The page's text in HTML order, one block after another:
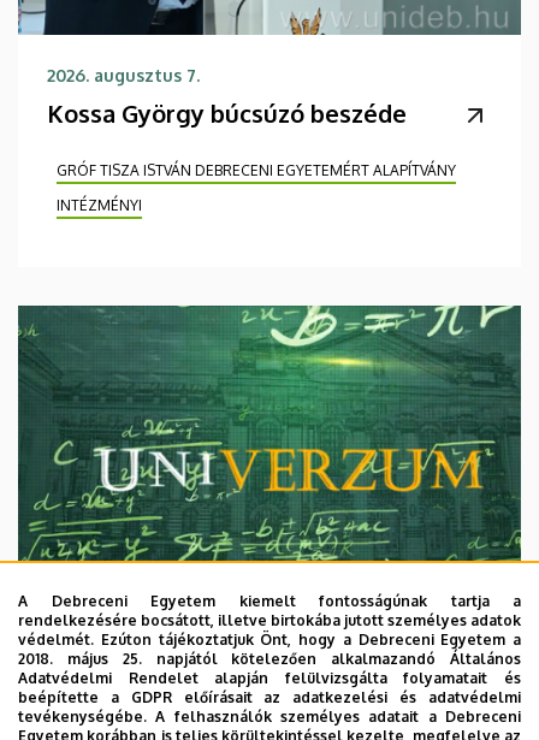
2026. augusztus 7.
Kossa György búcsúzó beszéde
GRÓF TISZA ISTVÁN DEBRECENI EGYETEMÉRT ALAPÍTVÁNY
INTÉZMÉNYI
2026. augusztus 7.
Univerzum: A Debreceni Egyetem
A Debreceni Egyetem kiemelt fontosságúnak tartja a
rendelkezésére bocsátott, illetve birtokába jutott személyes adatok
védelmét. Ezúton tájékoztatjuk Önt, hogy a Debreceni Egyetem a
2018. május 25. napjától kötelezően alkalmazandó Általános
Adatvédelmi Rendelet alapján felülvizsgálta folyamatait és
beépítette a GDPR előírásait az adatkezelési és adatvédelmi
tevékenységébe. A felhasználók személyes adatait a Debreceni
Egyetem korábban is teljes körültekintéssel kezelte, megfelelve az